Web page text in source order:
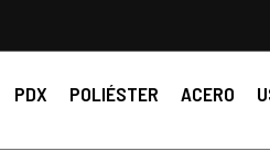
PDX POLIÉSTER ACERO